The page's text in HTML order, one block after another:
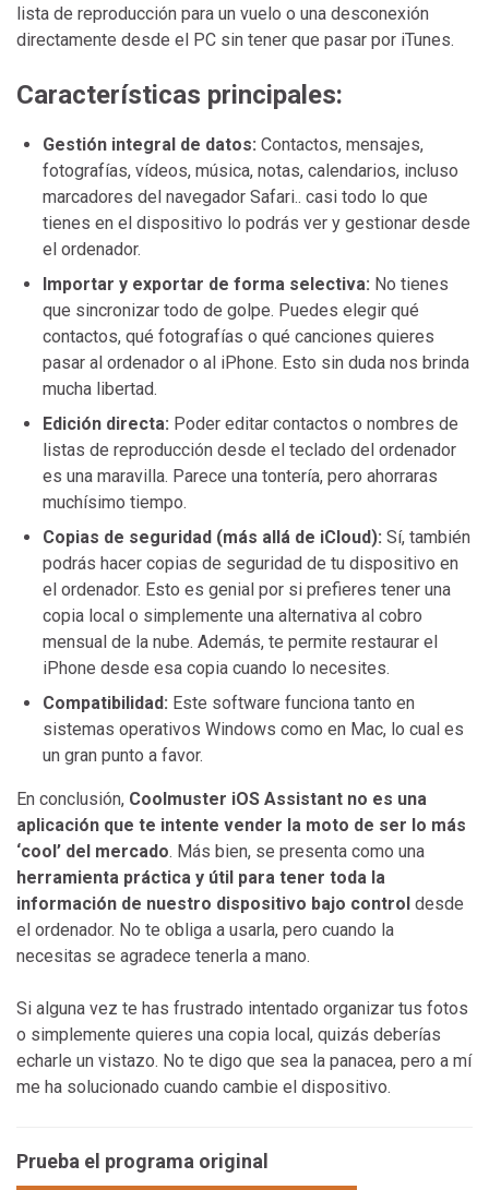
lista de reproducción para un vuelo o una desconexión
directamente desde el PC sin tener que pasar por iTunes.
Características principales:
Gestión integral de datos: Contactos, mensajes,
fotografías, vídeos, música, notas, calendarios, incluso
marcadores del navegador Safari.. casi todo lo que
tienes en el dispositivo lo podrás ver y gestionar desde
el ordenador.
Importar y exportar de forma selectiva: No tienes
que sincronizar todo de golpe. Puedes elegir qué
contactos, qué fotografías o qué canciones quieres
pasar al ordenador o al iPhone. Esto sin duda nos brinda
mucha libertad.
Edición directa: Poder editar contactos o nombres de
listas de reproducción desde el teclado del ordenador
es una maravilla. Parece una tontería, pero ahorraras
muchísimo tiempo.
Copias de seguridad (más allá de iCloud): Sí, también
podrás hacer copias de seguridad de tu dispositivo en
el ordenador. Esto es genial por si prefieres tener una
copia local o simplemente una alternativa al cobro
mensual de la nube. Además, te permite restaurar el
iPhone desde esa copia cuando lo necesites.
Compatibilidad: Este software funciona tanto en
sistemas operativos Windows como en Mac, lo cual es
un gran punto a favor.
En conclusión, Coolmuster iOS Assistant no es una
aplicación que te intente vender la moto de ser lo más
‘cool’ del mercado. Más bien, se presenta como una
herramienta práctica y útil para tener toda la
información de nuestro dispositivo bajo control desde
el ordenador. No te obliga a usarla, pero cuando la
necesitas se agradece tenerla a mano.
Si alguna vez te has frustrado intentado organizar tus fotos
o simplemente quieres una copia local, quizás deberías
echarle un vistazo. No te digo que sea la panacea, pero a mí
me ha solucionado cuando cambie el dispositivo.
Prueba el programa original